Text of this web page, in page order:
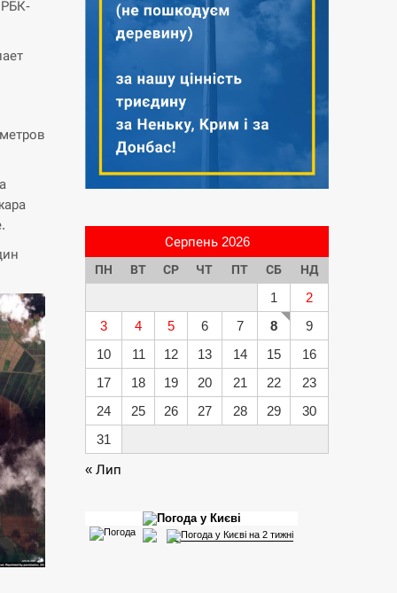
Серпень 2026
ПН ВТ СР ЧТ ПТ СБ НД
1
2
3
4 5 6 7 8
9
10
11 12 13 14 15
16
17
18 19 20 21 22
23
24
25 26 27 28 29
30
31
« Лип